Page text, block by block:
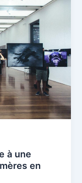
à une
en